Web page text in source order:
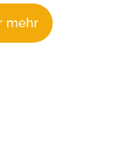
mehr